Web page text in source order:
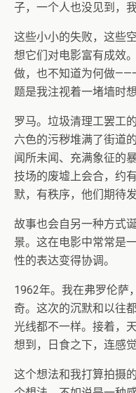
子，一个人也没见到，我
这些小小的失败，这些
想它们对电影富有成效
做，也不知道为何做——
题是我注视着一堵墙时想
罗马。垃圾清理工罢工
六色的污秽堆满了街道
闻所未闻、充满象征的
技场的废墟上会合，约
默，有秩序，他们期待
故事也会自另一种方式
景。这在电影中常常是
性的表达变得协调。
1962年。我在弗罗伦萨
奇。这次的沉默和以往
光线都不一样。接着，
想到，日食之下，连感
这个想法和我打算拍摄